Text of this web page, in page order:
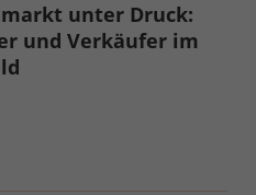
unter Druck:
und Verkäufer im